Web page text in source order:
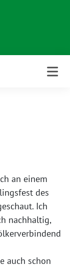
an einem
des
Ich
nachhaltig,
auch schon